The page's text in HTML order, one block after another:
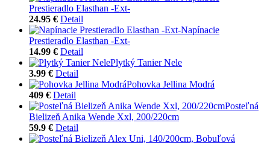
Prestieradlo Elasthan -Ext-
24.95 € Detail
Napínacie
Prestieradlo Elasthan -Ext-
14.99 € Detail
Plytký Tanier Nele
3.99 € Detail
Pohovka Jellina Modrá
409 € Detail
Posteľná
Bielizeň Anika Wende Xxl, 200/220cm
59.9 € Detail